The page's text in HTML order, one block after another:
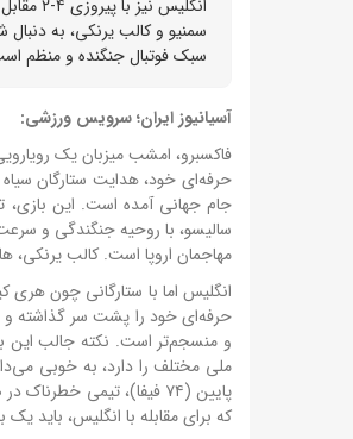
سمنیو و کالب یرنکی، به
سبک فوتبال جنگنده و منظم
آسیانیوز ایران؛ سرویس ورزشی:
فاکسبرو، امشب میزبان یک
جام جهانی آمده است. این بازی،
مهاجمان اروپا است. کالب یرنکی،
و منسجم‌تر است. نکته جالب این
ملی مختلف را دارد، به خوبی
پایین (۷۴ فیفا)، تیمی
که برای مقابله با انگلیس، باید